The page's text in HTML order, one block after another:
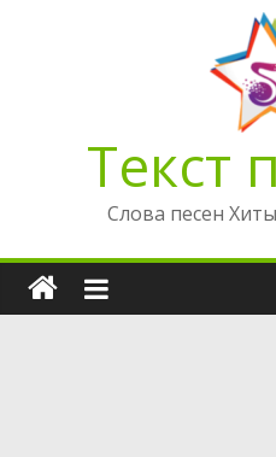
Текст
Слова песен